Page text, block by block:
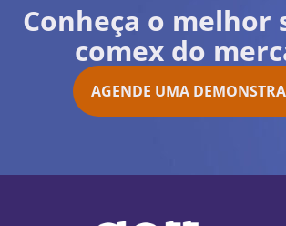
Conheça o melhor
comex do
AGENDE UMA